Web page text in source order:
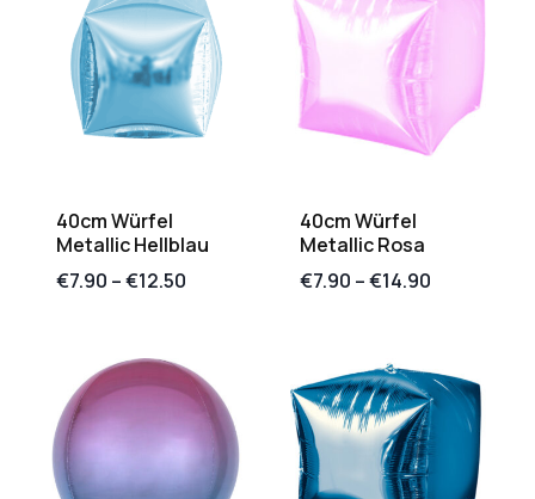
40cm Würfel
Metallic Hellblau
€7.90 –€12.50
40cm Würfel
Metallic Rosa
€7.90 –€14.90